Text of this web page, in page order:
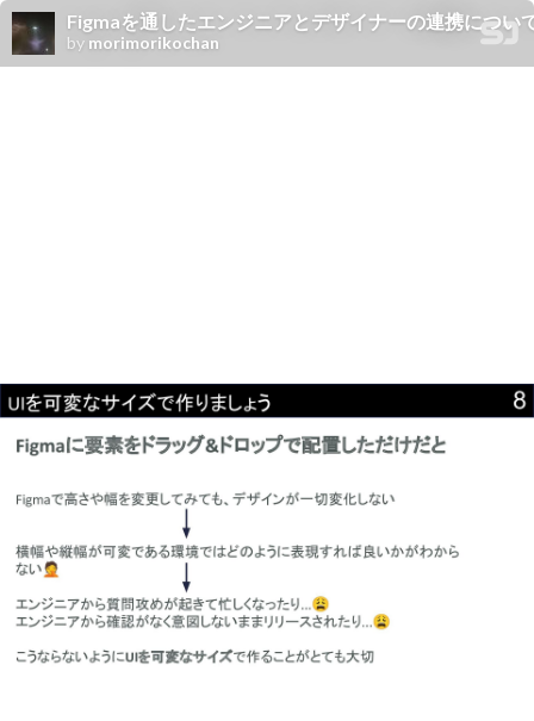
Figmaを通したエンジニアとデザイナーの連携につい
by morimorikochan